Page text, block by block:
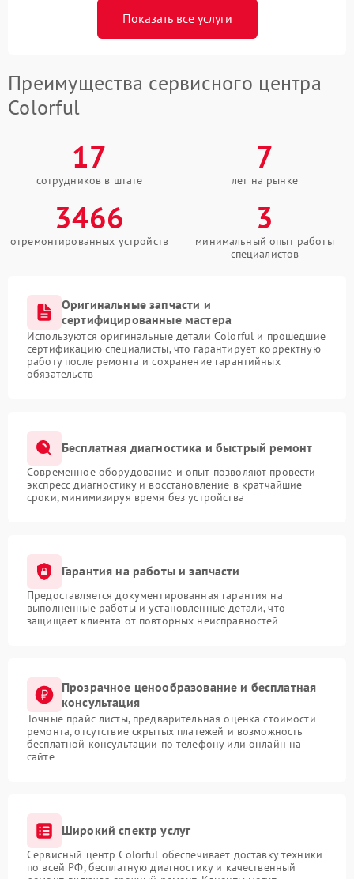
Показать все услуги
Преимущества сервисного центра
Colorful
17
сотрудников в штате
7
лет на рынке
3466
отремонтированных устройств
3
минимальный опыт работы
специалистов
Оригинальные запчасти и
сертифицированные мастера
Используются оригинальные детали Colorful и прошедшие
сертификацию специалисты, что гарантирует корректную
работу после ремонта и сохранение гарантийных
обязательств
Бесплатная диагностика и быстрый ремонт
Современное оборудование и опыт позволяют провести
экспресс-диагностику и восстановление в кратчайшие
сроки, минимизируя время без устройства
Гарантия на работы и запчасти
Предоставляется документированная гарантия на
выполненные работы и установленные детали, что
защищает клиента от повторных неисправностей
Прозрачное ценообразование и бесплатная
консультация
Точные прайс-листы, предварительная оценка стоимости
ремонта, отсутствие скрытых платежей и возможность
бесплатной консультации по телефону или онлайн на
сайте
Широкий спектр услуг
Сервисный центр Colorful обеспечивает доставку техники
по всей РФ, бесплатную диагностику и качественный